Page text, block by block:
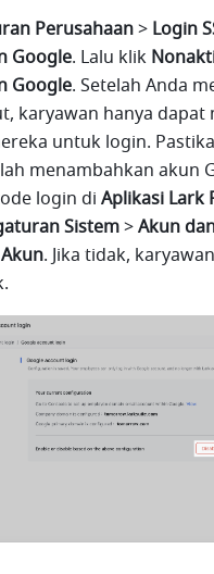
Perusahaan > Login
Google. Lalu klik
Google. Setelah Anda
karyawan hanya dapat
untuk login.
menambahkan akun
login di Aplikasi Lark
Sistem > Akun
. Jika tidak,